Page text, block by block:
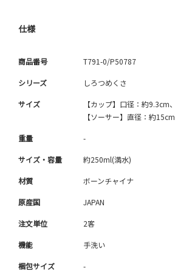
仕様
商品番号 T791-0/P50787
シリーズ しろつめくさ
サイズ
【カップ】口径：約9.3cm
【ソーサー】直径：約
重量 -
サイズ・容量 約250ml(満水)
材質 ボーンチャイナ
原産国 JAPAN
注文単位 2客
機能 手洗い
梱包サイズ -